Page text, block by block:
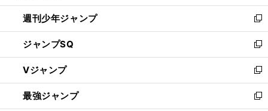
開
く
週刊少年ジャンプ
新
し
い
ウ
ィ
ン
ド
ジャンプSQ
新
し
い
ウ
ィ
Vジャンプ
新
し
い
最強ジャンプ
新